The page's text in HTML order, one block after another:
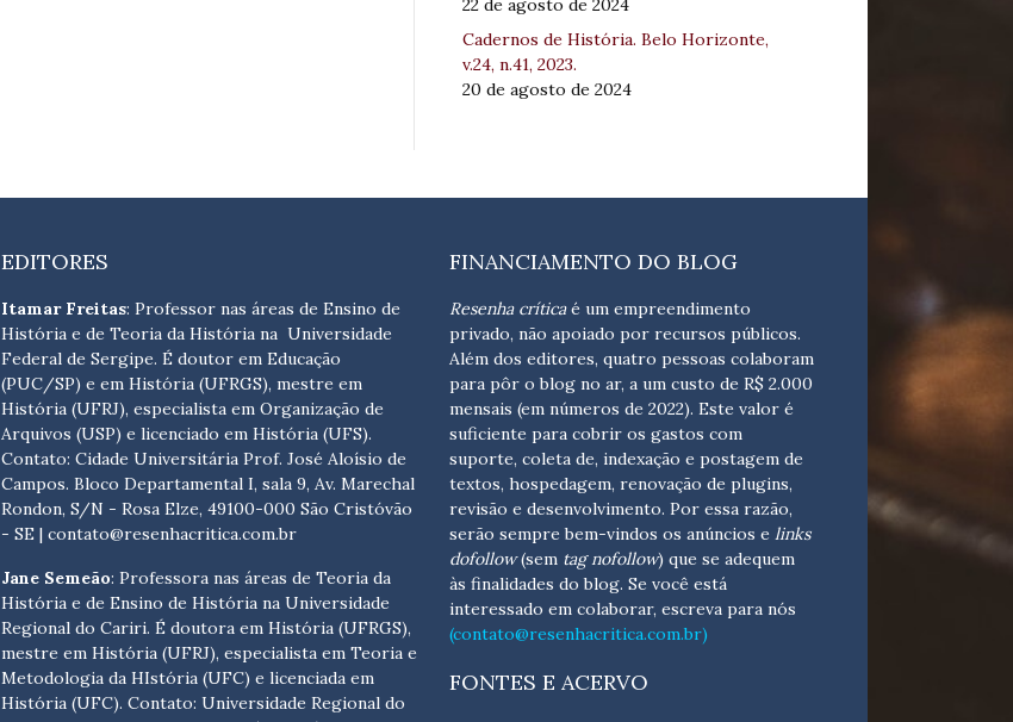
22 de agosto de 2024
Cadernos de História. Belo Horizonte,
v.24, n.41, 2023.
20 de agosto de 2024
EDITORES
Itamar Freitas: Professor nas áreas de Ensino de
História e de Teoria da História na Universidade
Federal de Sergipe. É doutor em Educação
(PUC/SP) e em História (UFRGS), mestre em
História (UFRJ), especialista em Organização de
Arquivos (USP) e licenciado em História (UFS).
Contato:Cidade Universitária Prof. José Aloísio de
Campos. Bloco Departamental I, sala 9, Av. Marechal
Rondon, S/N - Rosa Elze, 49100-000 São Cristóvão
- SE| contato@resenhacritica.com.br
Jane Semeão: Professora nas áreas de Teoria da
História e de Ensino de História na Universidade
Regional do Cariri. É doutora em História (UFRGS),
mestre em História (UFRJ), especialista em Teoria e
Metodologia da HIstória (UFC) e licenciada em
História (UFC). Contato:Universidade Regional do
FINANCIAMENTO DO BLOG
Resenha críticaé um empreendimento
privado, não apoiado por recursos públicos.
Além dos editores, quatro pessoas colaboram
para pôr o blog no ar, a um custo de R$ 2.000
mensais (em números de 2022). Este valor é
suficiente para cobrir os gastos com
suporte, coleta de, indexação e postagem de
textos, hospedagem, renovação de plugins,
revisão e desenvolvimento. Por essa razão,
serão sempre bem-vindos os anúncios e links
dofollow(sem tag nofollow) que se adequem
às finalidades do blog. Se você está
interessado em colaborar, escreva para nós
(contato@resenhacritica.com.br)
FONTES E ACERVO